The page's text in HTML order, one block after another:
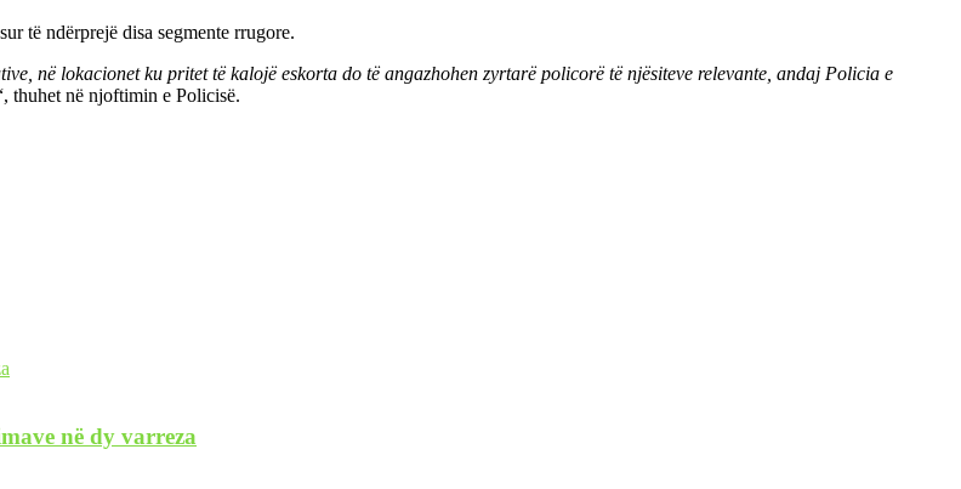
të ndërprejë disa segmente rrugore.
në lokacionet ku pritet të kalojë eskorta do të angazhohen zyrtarë policorë të njësiteve relevante, andaj Policia e
thuhet në njoftimin e Policisë.
në dy varreza